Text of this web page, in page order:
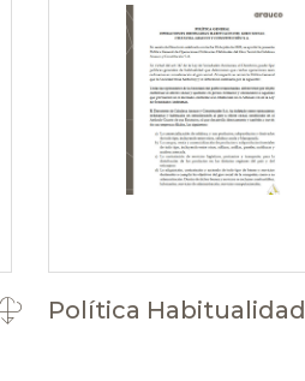
Política Habitualidad